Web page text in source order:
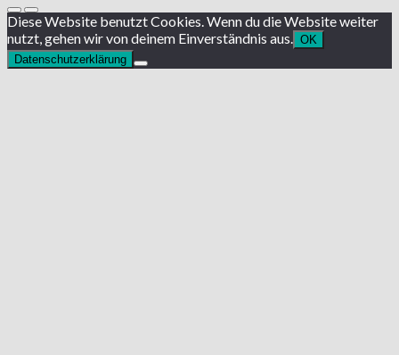
Diese Website benutzt Cookies. Wenn du die Website weiter
nutzt, gehen wir von deinem Einverständnis aus.
OK
Datenschutzerklärung